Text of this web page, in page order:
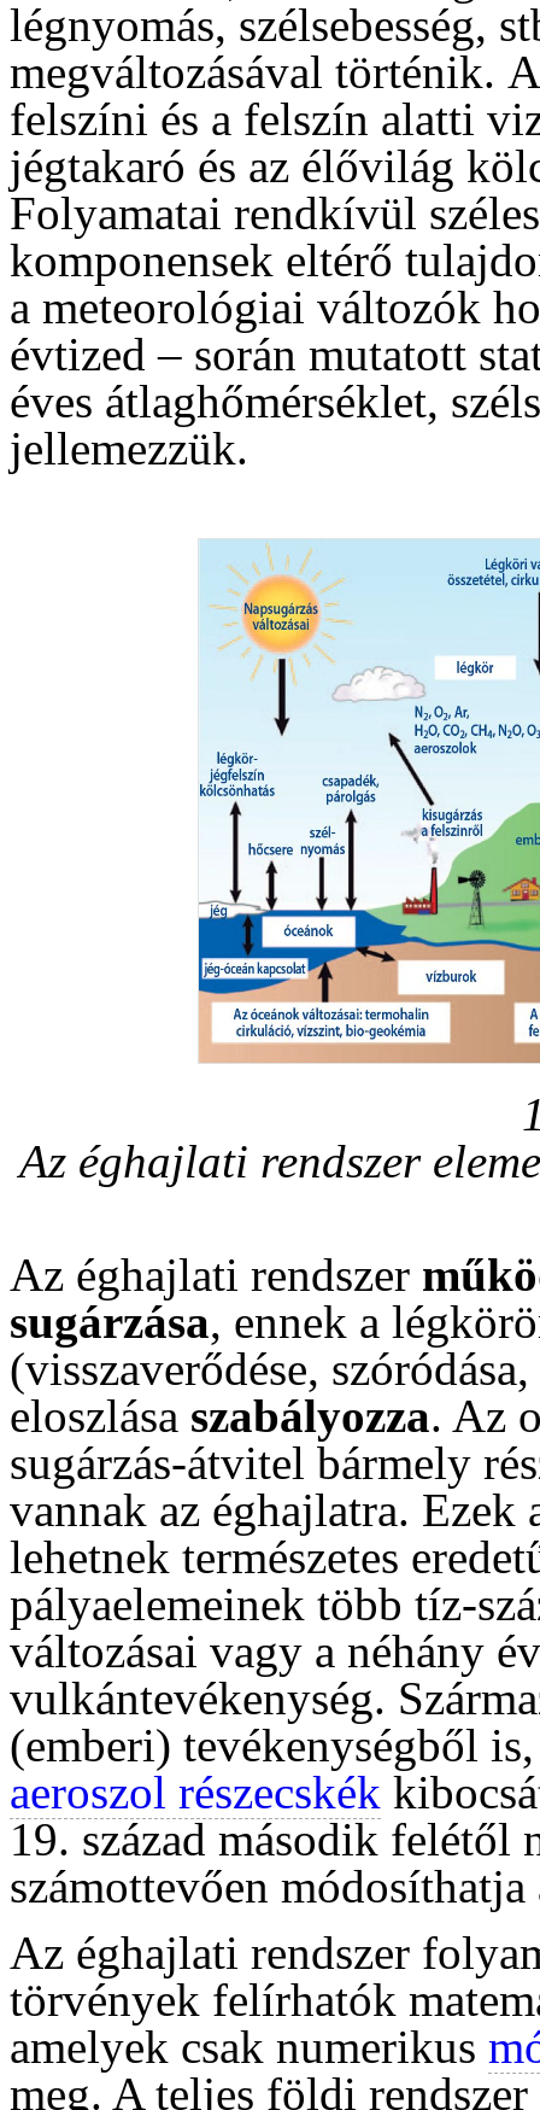
légnyomás, szélsebesség,
megváltozásával történik.
felszíni és a felszín alatti
jégtakaró és az élővilág
Folyamatai rendkívül
komponensek eltérő
a meteorológiai változók
évtized – során mutatott
éves átlaghőmérséklet,
jellemezzük.
Az éghajlati rendszer
Az éghajlati rendszer
sugárzása, ennek a
(visszaverődése,
eloszlása szabályozza. Az
sugárzás-átvitel bármely
vannak az éghajlatra. Ezek
lehetnek természetes
pályaelemeinek több tíz-
változásai vagy a néhány
vulkántevékenység.
(emberi) tevékenységből
aeroszol részecskék
19. század második
számottevően
Az éghajlati rendszer
törvények felírhatók
amelyek csak numerikus
meg. A teljes földi